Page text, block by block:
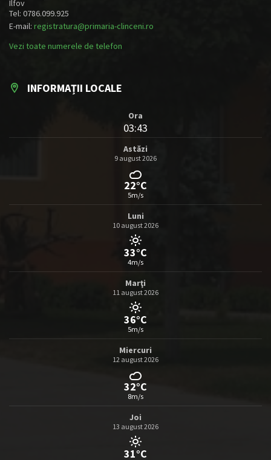
Ilfov
Tel: 0786.099.925
E-mail: registratura@primaria-clinceni.ro
Vezi toate numerele de telefon
INFORMAȚII LOCALE
Ora
03:43
Astăzi
9 august 2026
22°C
5m/s
Luni
10 august 2026
33°C
4m/s
Marţi
11 august 2026
36°C
5m/s
Miercuri
12 august 2026
32°C
8m/s
Joi
13 august 2026
31°C